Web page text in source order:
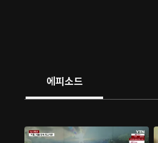
에피소드